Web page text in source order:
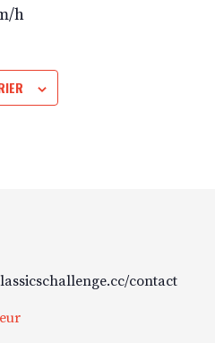
h
contact